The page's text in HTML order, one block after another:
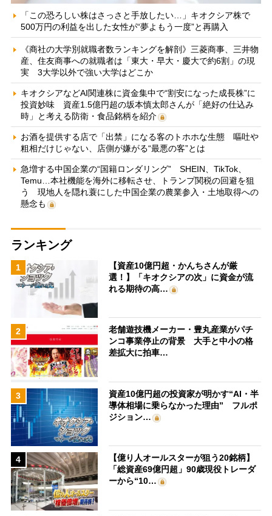
「この恐ろしい株はさっさと手放したい…」キオクシア株で
500万円の利益を出した女性が“夢よもう一度”と再購入
《商社の大学別就職者数ランキングを解剖》三菱商事、三井物
産、住友商事への就職者は「東大・早大・慶大で約6割」の現
実 3大学以外で強い大学はどこか
キオクシアなどAI関連株に資金集中で“割安になった成長株”に
投資妙味 資産1.5億円超の坂本慎太郎さんが「絶好の仕込み
時」と考える防衛・食品銘柄を紹介
お酒を提供する店で「出禁」になる客のトホホな生態 嘔吐や
粗相だけじゃない、店側が嫌がる“最悪の客”とは
急増する中国企業の“国籍ロンダリング” SHEIN、TikTok、
Temu…本社機能を海外に移転させ、トランプ関税の回避を狙
う 現地人を隠れ蓑にした中国企業の農業参入・土地取得への
懸念も
ランキング
1
【資産10億円超・かんちさんが厳
選！】「キオクシアの次」に資金が流
れる期待の高…
2
老舗遊技機メーカー・豊丸産業がパチ
ンコ事業停止の背景 大手と中小の格
差拡大に拍車…
3
資産10億円超の投資家が明かす“AI・半
導体相場に乗らなかった理由” フルポ
ジション…
4
【億り人オールスターが狙う20銘柄】
「総資産69億円超」90歳現役トレーダ
ーから“10…